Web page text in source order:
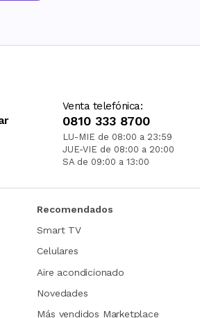
Venta telefónica:
0810 333 8700
LU-MIE de 08:00 a 23:59
JUE-VIE de 08:00 a 20:00
SA de 09:00 a 13:00
Recomendados
Smart TV
Celulares
Aire acondicionado
Novedades
Más vendidos Marketplace